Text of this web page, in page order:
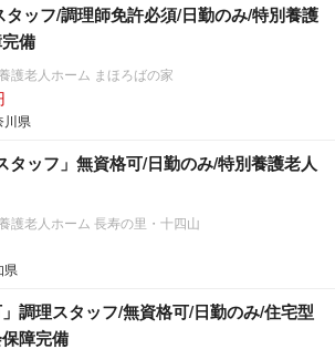
タッフ/調理師免許必須/日勤のみ/特別養護
備
護老人ホーム まほろばの家
川県
タッフ」無資格可/日勤のみ/特別養護老人
護老人ホーム 長寿の里・十四山
県
」調理スタッフ/無資格可/日勤のみ/住宅型
障完備